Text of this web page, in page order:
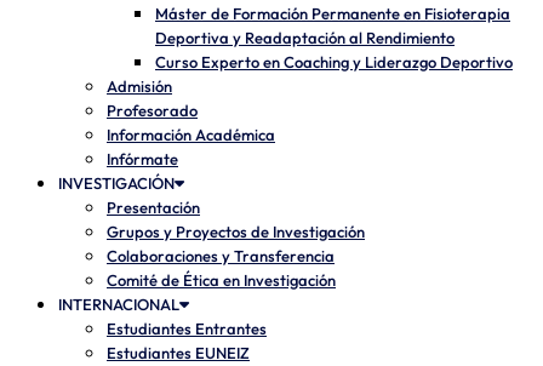
Máster de Formación Permanente en Fisioterapia
Deportiva y Readaptación al Rendimiento
Curso Experto en Coaching y Liderazgo Deportivo
Admisión
Profesorado
Información Académica
Infórmate
INVESTIGACIÓN
Presentación
Grupos y Proyectos de Investigación
Colaboraciones y Transferencia
Comité de Ética en Investigación
INTERNACIONAL
Estudiantes Entrantes
Estudiantes EUNEIZ